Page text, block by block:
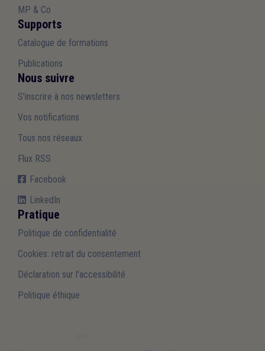
MP & Co
Supports
Catalogue de formations
Publications
Nous suivre
S'inscrire à nos newsletters
Vos notifications
Tous nos réseaux
Flux RSS
Facebook
LinkedIn
Pratique
Politique de confidentialité
Cookies: retrait du consentement
Déclaration sur l'accessibilité
Politique éthique